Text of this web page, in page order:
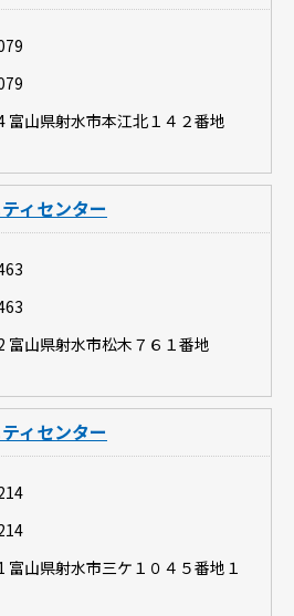
富山県射水市本江北１４２番地
ィセンター
富山県射水市松木７６１番地
ィセンター
富山県射水市三ケ１０４５番地１